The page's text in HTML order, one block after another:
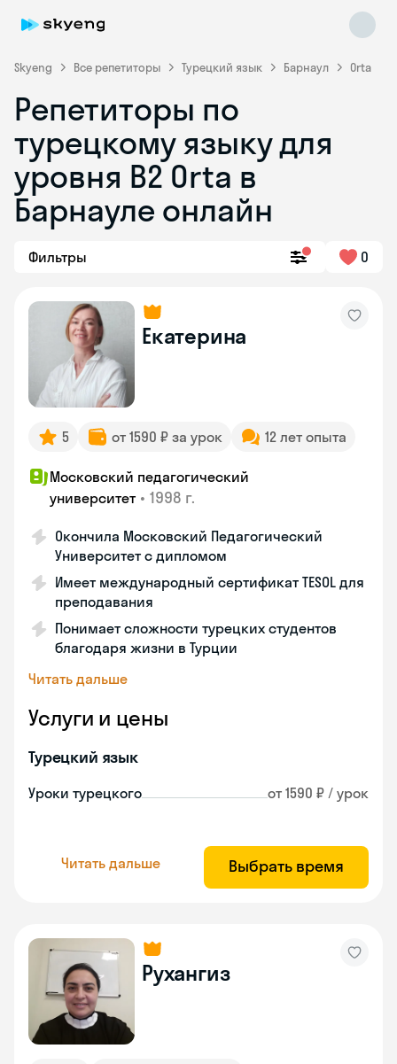
Skyeng Все репетиторы Турецкий язык Барнаул Orta
Репетиторы по
турецкому языку для
уровня B2 Orta в
Барнауле онлайн
Фильтры 0
Екатерина
5 от 1590 ₽ за урок 12 лет опыта
Московский педагогический
университет • 1998 г.
Окончила Московский Педагогический
Университет с дипломом
Имеет международный сертификат TESOL для
преподавания
Понимает сложности турецких студентов
благодаря жизни в Турции
Читать дальше
Услуги и цены
Турецкий язык
Уроки турецкого от 1590 ₽ / урок
Читать дальше Выбрать время
Рухангиз
Skyeng Chat
online